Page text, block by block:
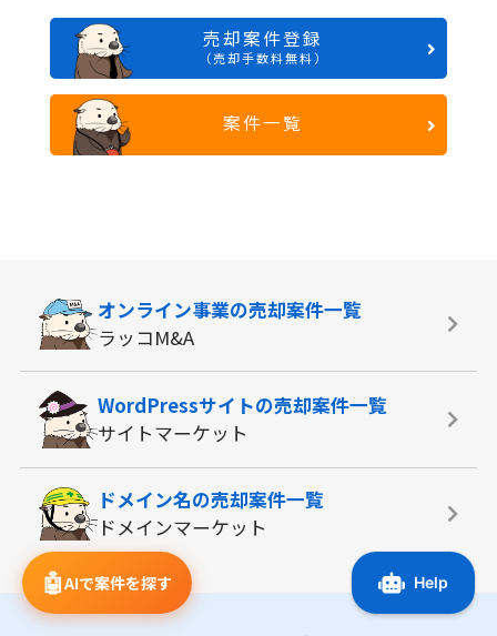
売却案件登録
（売却手数料無料）
案件一覧
🤖AIで案件を探す
オンライン事業の売却案件一覧
ラッコM&A
WordPressサイトの売却案件一覧
サイトマーケット
ドメイン名の売却案件一覧
ドメインマーケット